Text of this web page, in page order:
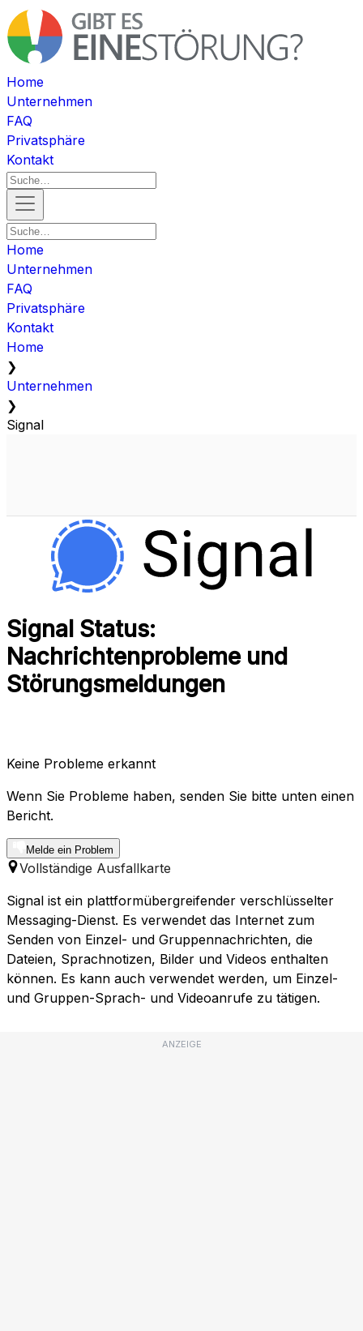
Home
Unternehmen
FAQ
Privatsphäre
Kontakt
Home
Unternehmen
FAQ
Privatsphäre
Kontakt
Home
❯
Unternehmen
❯
Signal
Signal Status:
Nachrichtenprobleme und
Störungsmeldungen
Keine Probleme erkannt
Wenn Sie Probleme haben, senden Sie bitte unten einen
Bericht.
Melde ein Problem
Vollständige Ausfallkarte
Signal ist ein plattformübergreifender verschlüsselter
Messaging-Dienst. Es verwendet das Internet zum
Senden von Einzel- und Gruppennachrichten, die
Dateien, Sprachnotizen, Bilder und Videos enthalten
können. Es kann auch verwendet werden, um Einzel-
und Gruppen-Sprach- und Videoanrufe zu tätigen.
ANZEIGE